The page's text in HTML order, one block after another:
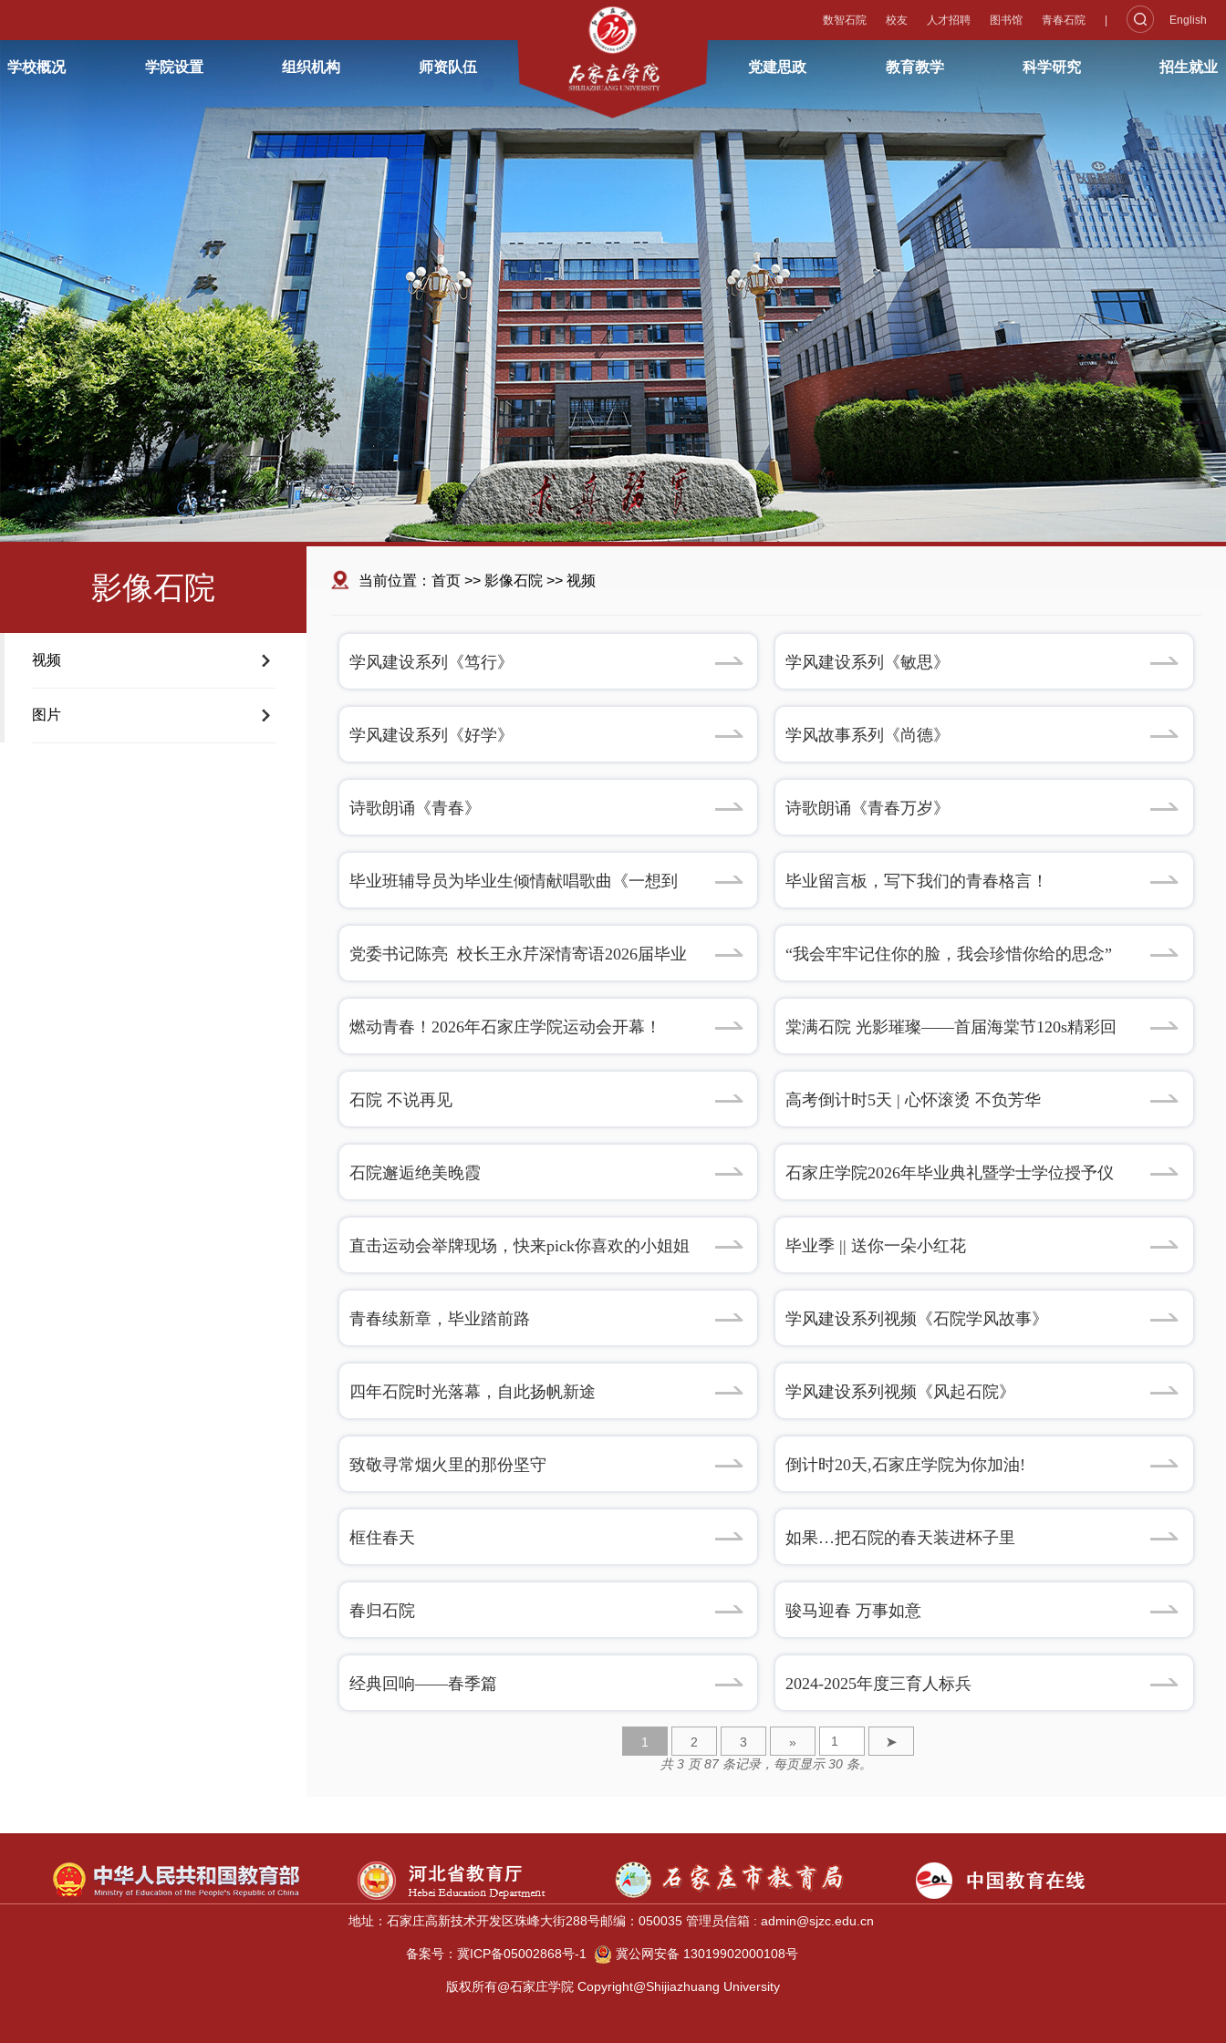
数智石院 校友 人才招聘 图书馆 青春石院 English
学校概况 学院设置 组织机构 师资队伍 党建思政 教育教学 科学研究 招生就业
影像石院
视频
图片
当前位置： 首页>> 影像石院 >> 视频
学风建设系列《笃行》 学风建设系列《敏思》
学风建设系列《好学》 学风故事系列《尚德》
诗歌朗诵《青春》 诗歌朗诵《青春万岁》
毕业班辅导员为毕业生倾情献唱歌曲《一想到 毕业留言板，写下我们的青春格言！
党委书记陈亮 校长王永芹深情寄语2026届毕业 “我会牢牢记住你的脸，我会珍惜你给的思念”
燃动青春！2026年石家庄学院运动会开幕！ 棠满石院 光影璀璨——首届海棠节120s精彩回
石院 不说再见
高考倒计时5天 | 心怀滚烫 不负芳华
石院邂逅绝美晚霞 石家庄学院2026年毕业典礼暨学士学位授予仪
直击运动会举牌现场，快来pick你喜欢的小姐姐
毕业季 || 送你一朵小红花
青春续新章，毕业踏前路 学风建设系列视频《石院学风故事》
四年石院时光落幕，自此扬帆新途 学风建设系列视频《风起石院》
致敬寻常烟火里的那份坚守 倒计时20天,石家庄学院为你加油!
框住春天 如果…把石院的春天装进杯子里
春归石院 骏马迎春 万事如意
经典回响——春季篇 2024-2025年度三育人标兵
1 2 3 »
➤
共 3 页 87 条记录，每页显示 30 条。
地址：石家庄高新技术开发区珠峰大街288号邮编：050035 管理员信箱 : admin@sjzc.edu.cn
备案号：冀ICP备05002868号-1 冀公网安备 13019902000108号
版权所有@石家庄学院 Copyright@Shijiazhuang University